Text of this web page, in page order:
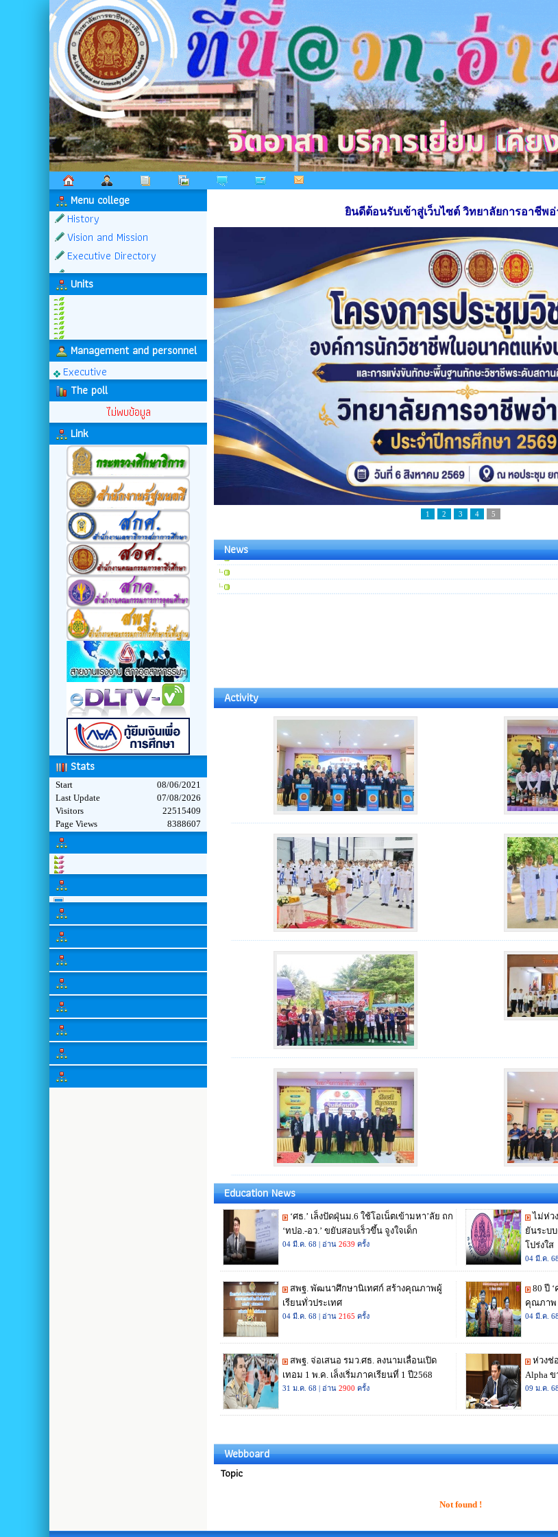
Menu college
History
Vision and Mission
Executive Directory
Units
Management and personnel
Executive
The poll
ไม่พบข้อมูล
Link
Stats
Start
08/06/2021
Last Update
07/08/2026
Visitors
22515409
Page Views
8388607
ยินดีต้อนรับเข้าสู่เว็บไซต์ วิทยาลัยการอาชีพอ่าวลึก
พระราชกรณียกิจ พระพันปีหลวง
1 2 3 4 5
News
Activity
Education News
Webboard
Topic
Not found !